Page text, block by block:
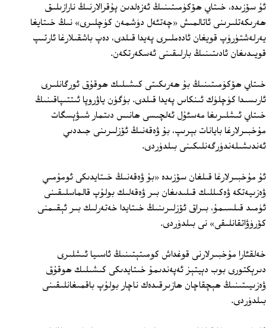
ئۇ سۆزىدە، خىتاي ھۆكۈمىتىنىڭ ئەزەلدىن پۇقرالارنىڭ نارازىلىق
ھەرىكەتلىرىنى ئاتالمىش «چەتئەل دۈشمەن كۈچلىرى» نىڭ خىتايغا
يەرلەشتۈرۈپ قويغان ئادەملىرى پەيدا قىلدى، دەپ باشقىلارغا ئارتىپ
قويىدىغان ئادىتىنىڭ بارلىقىنى ئەسكەرتكەن.
خىتاي ھۆكۈمىتىنىڭ بۇ ھەرىكىتى كىشىلىك ھوقۇق ئورگانلىرى
ئارىسىدا كۈچلۈك ئىنكاس پەيدا قىلدى. بۈگۈن ياۋروپا ئىتتىپاقىنىڭ
خىتاي ئىشلىرىغا مەسئۇل ئەلچىسى ھانىس دىتمار شىۋېسگات
مۇخبىرلارغا بايانات بېرىپ، بۇ ۋەقەنىڭ ئۆزلىرىنى جىددىي
ئەندىشىلەندۈرگەنلىكىنى بىلدۈردى.
ئۇ مۇخبىرلارغا قىلغان سۆزىدە «بۇ ۋەقەنىڭ خىتايدىكى ئومۇمىي
ۋەزىيەتكە ۋەكىللىك قىلىدىغان بىر ۋەقەلىك بولۇپ قالماسلىقىنى
ئۈمىد قىلسىمۇ، بىراق ئۆزلىرىنىڭ خىتايدا خەتەرلىك بىر ئېقىمنى
كۆرۈۋاتقانلىقى» نى بىلدۈردى.
خەلقئارا مۇخبىرلارنى قوغداش كومىتېتىنىڭ ئاسىيا ئىشلىرى
دىرېكتورى بوب دېيتېز ئەپەندىمۇ خىتايدىكى كىشىلىك ھوقۇق
ۋەزىيىتىنىڭ ھېچقاچان ھازىرقىدەك ناچار بولۇپ باقمىغانلىقىنى
بىلدۈردى.